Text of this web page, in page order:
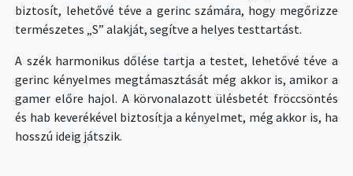
biztosít, lehetővé téve a gerinc számára, hogy megőrizze
természetes „S” alakját, segítve a helyes testtartást.
A szék harmonikus dőlése tartja a testet, lehetővé téve a
gerinc kényelmes megtámasztását még akkor is, amikor a
gamer előre hajol. A körvonalazott ülésbetét fröccsöntés
és hab keverékével biztosítja a kényelmet, még akkor is, ha
hosszú ideig játszik.